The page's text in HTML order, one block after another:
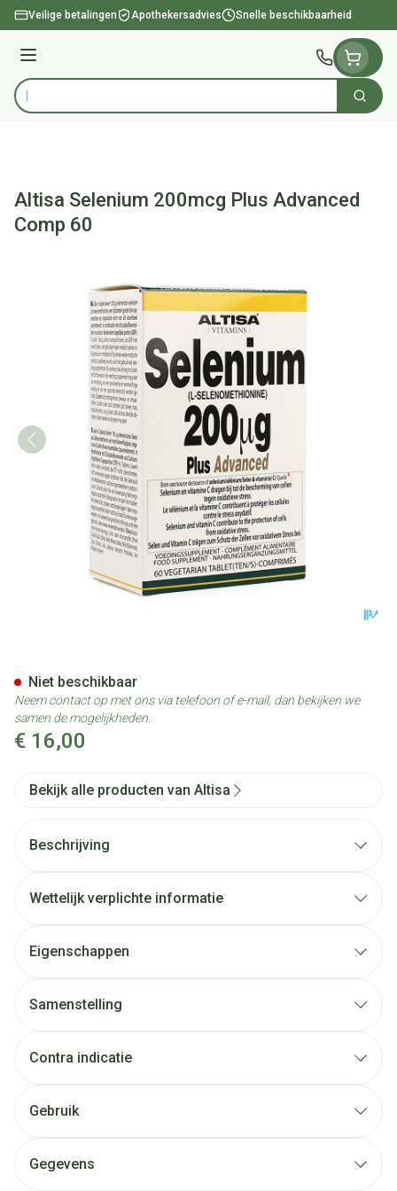
Ga naar de inhoud
Veilige betalingen Apothekersadvies Snelle beschikbaarheid
Menu
Product, merk, categorie... Zoek
Altisa Selenium 200mcg Plus Advanced
Comp 60
€ 16,00
Niet beschikbaar
Neem contact op met ons via telefoon of e-mail, dan bekijken we
samen de mogelijkheden.
Bekijk alle producten van Altisa
Beschrijving
Wettelijk verplichte informatie
Eigenschappen
Samenstelling
Contra indicatie
Gebruik
Gegevens